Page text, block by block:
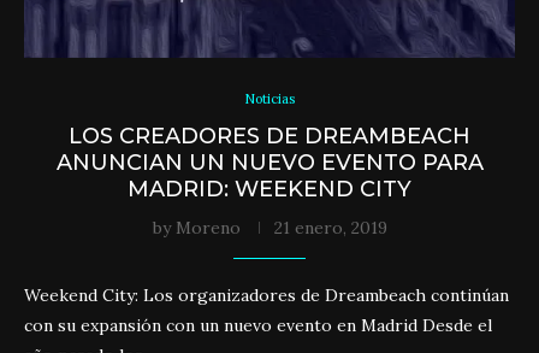
Noticias
LOS CREADORES DE DREAMBEACH
ANUNCIAN UN NUEVO EVENTO PARA
MADRID: WEEKEND CITY
by Moreno 21 enero, 2019
Weekend City: Los organizadores de Dreambeach continúan
con su expansión con un nuevo evento en Madrid Desde el